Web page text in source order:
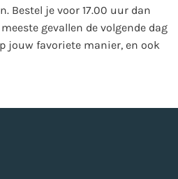
Bestel je voor 17.00 uur dan
gevallen de volgende dag
jouw favoriete manier, en ook